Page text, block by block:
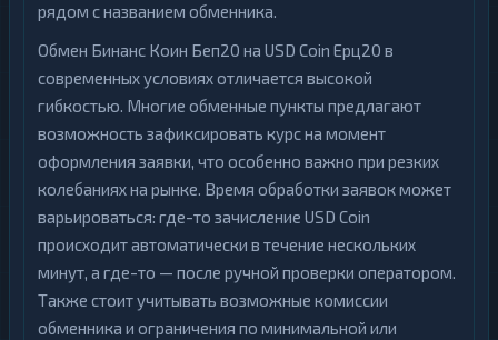
рядом с названием обменника.
Обмен Бинанс Коин Беп20 на USD Coin Ерц20 в
современных условиях отличается высокой
гибкостью. Многие обменные пункты предлагают
возможность зафиксировать курс на момент
оформления заявки, что особенно важно при резких
колебаниях на рынке. Время обработки заявок может
варьироваться: где-то зачисление USD Coin
происходит автоматически в течение нескольких
минут, а где-то — после ручной проверки оператором.
Также стоит учитывать возможные комиссии
обменника и ограничения по минимальной или